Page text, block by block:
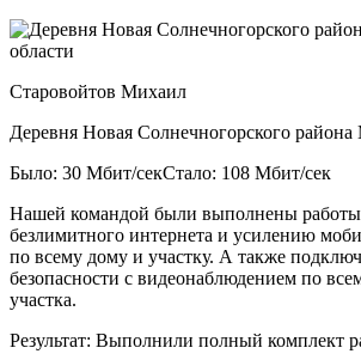
Старовойтов Михаил
Деревня Новая Солнечногорского района
Было: 30 Мбит/секСтало: 108 Мбит/сек
Нашей командой были выполнены
безлимитного интернета и усилению
по всему дому и участку. А также
безопасности с видеонаблюдением по
участка.
Результат: Выполнили полный комплект